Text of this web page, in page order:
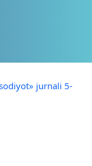
jurnali 5-